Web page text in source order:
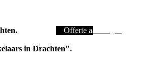
Offerte aanvragen
in Drachten".